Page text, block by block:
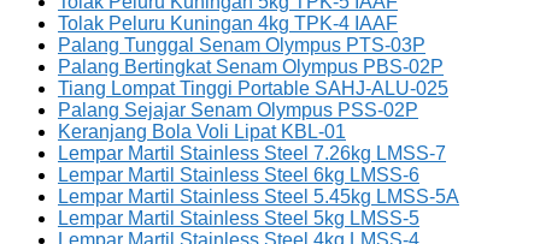
Tolak Peluru Kuningan 4kg TPK-4 IAAF
Palang Tunggal Senam Olympus PTS-03P
Palang Bertingkat Senam Olympus PBS-02P
Tiang Lompat Tinggi Portable SAHJ-ALU-025
Palang Sejajar Senam Olympus PSS-02P
Keranjang Bola Voli Lipat KBL-01
Lempar Martil Stainless Steel 7.26kg LMSS-7
Lempar Martil Stainless Steel 6kg LMSS-6
Lempar Martil Stainless Steel 5.45kg LMSS-5A
Lempar Martil Stainless Steel 5kg LMSS-5
Lempar Martil Stainless Steel 4kg LMSS-4